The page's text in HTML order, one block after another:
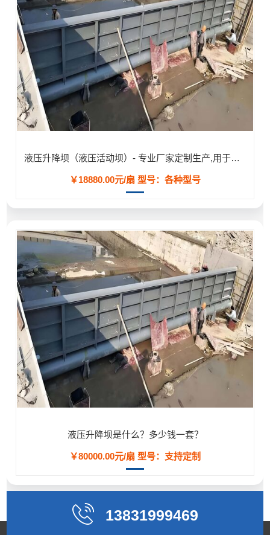
液压升降坝（液压活动坝）- 专业厂家定制生产,用于河道/防汛工程
￥18880.00元/扇 型号：各种型号
液压升降坝是什么？多少钱一套？
￥80000.00元/扇 型号：支持定制
13831999469